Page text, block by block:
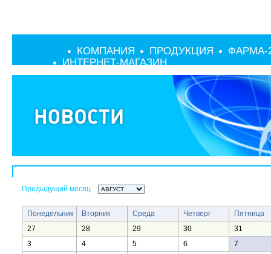
КОМПАНИЯ ПРОДУКЦИЯ
ФАРМА-
ИНТЕРНЕТ-МАГАЗИН
Предыдущий месяц
Понедельник Вторник Среда Четверг
Пятница
27
28 29 30
31
3
4 5 6
7